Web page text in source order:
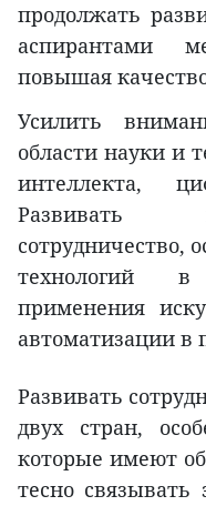
продолжать
аспирантами
повышая
Усилить
области науки и
интеллекта,
Развивать
сотрудничество,
технологий в
применения
автоматизации в
Развивать
двух стран,
которые имеют
тесно